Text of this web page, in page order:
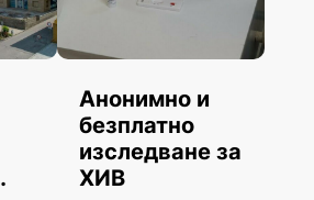
Анонимно и
безплатно
изследване за
ХИВ